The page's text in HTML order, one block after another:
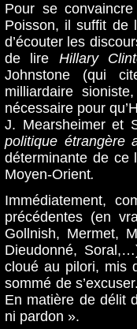
Pour se
Poisson, il suffit
d’écouter les
de lire Hillary
Johnstone (qui
milliardaire
nécessaire pour
J. Mearsheimer et
politique étrangère
déterminante de ce
Moyen-Orient.
Immédiatement,
précédentes (en
Gollnish, Mermet,
Dieudonné,
cloué au pilori, mis
sommé de
En matière de délit
ni pardon ».